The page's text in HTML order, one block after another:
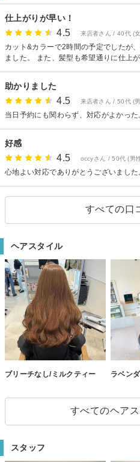
仕上がりが早い！
4.5 来店者さん / 40代 (
カット&カラーで2時間の予定でしたが
ました。 また、髪型も希望通りに仕上
助かりました
4.5 来店者さん / 50代 (
当日予約にも関わらず、対応がよかった
好感
4.5 occyさん / 50代 (男
心地よい対応でありがとうございました
すべての口
ヘアスタイル
ブリーチなし/ミルクティー ラベン
すべてのヘア
スタッフ